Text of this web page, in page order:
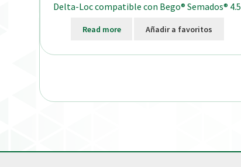
Delta-Loc compatible con Bego® Semados® 4.5
Read more Añadir a favoritos